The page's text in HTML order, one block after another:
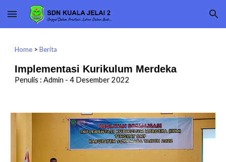
Skip to main content Skip to navigation
Home >Berita
Implementasi Kurikulum Merdeka
Penulis : Admin -4 Desember 2022